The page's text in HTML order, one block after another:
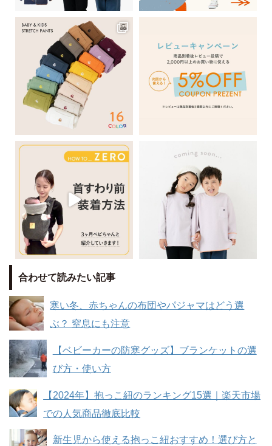
合わせて読みたい記事
寒い冬、赤ちゃんの布団やパジャマはどう選
ぶ？ 窒息にも注意
【ベビーカーの防寒グッズ】ブランケットの選
び方・使い方
【2024年】抱っこ紐のランキング15選｜楽天市場
での人気商品徹底比較
新生児から使える抱っこ紐おすすめ！選び方と